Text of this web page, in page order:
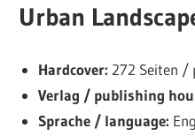
Urban
Hardcover: 272 Seiten /
Verlag / publishing
Sprache / language: